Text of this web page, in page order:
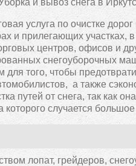
услуга по очистке
и прилегающих участках,
центров, офисов и
снегоуборочных
для того, чтобы
а также
путей от снега, так как
которого случается
лопат, грейдеров,